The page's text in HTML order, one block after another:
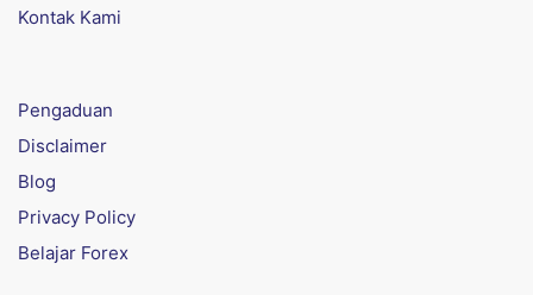
Kontak Kami
Pengaduan
Disclaimer
Blog
Privacy Policy
Belajar Forex